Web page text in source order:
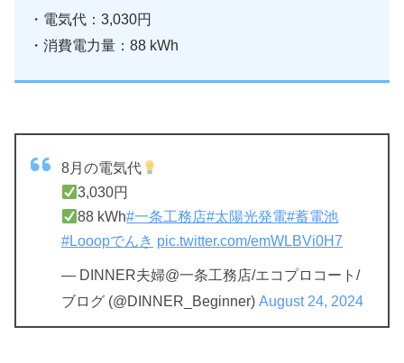
・電気代：3,030円
・消費電力量：88 kWh
8月の電気代
3,030円
88 kWh#一条工務店#太陽光発電#蓄電池
#Looopでんき pic.twitter.com/emWLBVi0H7
— DINNER夫婦@一条工務店/エコプロコート/
ブログ (@DINNER_Beginner) August 24, 2024